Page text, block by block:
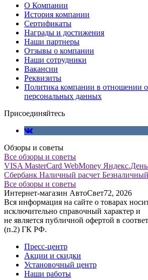
О Компании
История компании
Сертификаты
Награды и достижения
Наши партнеры
Отзывы о компании
Наши сотрудники
Вакансии
Реквизиты
Политика компании в отношении
персональных данных
Присоединяйтесь
Обзоры и советы
Все обзоры и советы
VISA MasterCard WebMoney
Сбербанк Наличный расчет
Все обзоры и советы
Интернет-магазин АвтоСвет72, 2026
Вся информация на сайте о товарах
исключительно справочный характер и
не является публичной офертой в
(п.2) ГК РФ.
Пресс-центр
Акции и скидки
Установочный центр
Наши работы